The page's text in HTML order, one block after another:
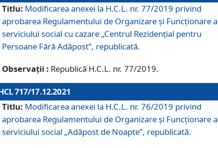
Titlu: Modificarea anexei la H.C.L. nr. 77/2019 privind
aprobarea Regulamentului de Organizare și Funcționare
serviciului social cu cazare „Centrul Rezidențial pentru
Persoane Fără Adăpost”, republicată.
Observații : Republică H.C.L. nr. 77/2019.
717/17.12.2021
Titlu: Modificarea anexei la H.C.L. nr. 76/2019 privind
aprobarea Regulamentului de Organizare şi Funcționare
serviciului social „Adăpost de Noapte”, republicată.